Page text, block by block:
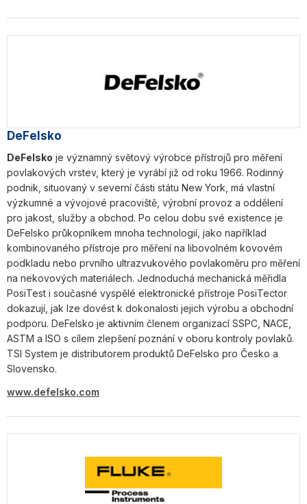
DeFelsko
DeFelsko je významný světový výrobce přístrojů pro měření
povlakových vrstev, který je vyrábí již od roku 1966. Rodinný
podnik, situovaný v severní části státu New York, má vlastní
výzkumné a vývojové pracoviště, výrobní provoz a oddělení
pro jakost, služby a obchod. Po celou dobu své existence je
DeFelsko průkopníkem mnoha technologií, jako například
kombinovaného přístroje pro měření na libovolném kovovém
podkladu nebo prvního ultrazvukového povlakoměru pro měření
na nekovových materiálech. Jednoduchá mechanická měřidla
PosiTest i současné vyspělé elektronické přístroje PosiTector
dokazují, jak lze dovést k dokonalosti jejich výrobu a obchodní
podporu. DeFelsko je aktivním členem organizací SSPC, NACE,
ASTM a ISO s cílem zlepšení poznání v oboru kontroly povlaků.
TSI System je distributorem produktů DeFelsko pro Česko a
Slovensko.
www.defelsko.com